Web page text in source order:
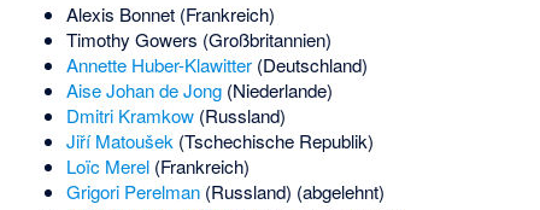
Alexis Bonnet(Frankreich)
Timothy Gowers (Großbritannien)
Annette Huber-Klawitter(Deutschland)
Aise Johan de Jong(Niederlande)
Dmitri Kramkow(Russland)
Jiří Matoušek(Tschechische Republik)
Loïc Merel(Frankreich)
Grigori Perelman(Russland) (abgelehnt)